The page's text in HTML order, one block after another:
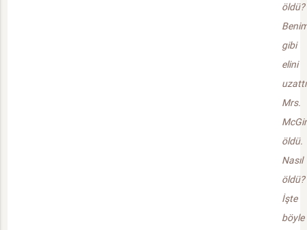
öldü?
gibi
elini
Mrs.
öldü.
Nasıl
öldü?
İşte
böyle